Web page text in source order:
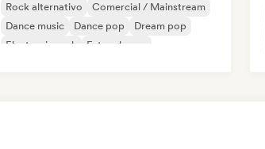
Rock alternativo
Comercial / Mainstream
Dance music
Dance pop
Dream pop
Electronic rock
Future house